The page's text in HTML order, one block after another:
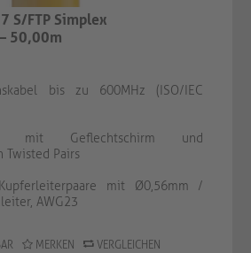
S/FTP Simplex
50,00m
bis zu 600MHz (ISO/IEC
mit Geflechtschirm und
Pairs
mit Ø0,56mm /
AWG23
MERKEN VERGLEICHEN